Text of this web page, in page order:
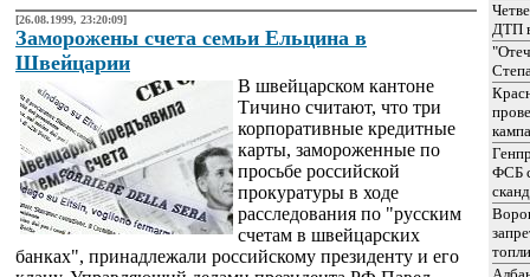
[26.08.1999, 23:20:09]
Заморожены счета семьи Ельцина в
Швейцарии
В швейцарском кантоне
Тичино считают, что три
корпоративные кредитные
карты, замороженные по
просьбе российской
прокуратуры в ходе
расследования по "русским
счетам в швейцарских
банках", принадлежали российскому президенту и его
ДТП
ФСБ